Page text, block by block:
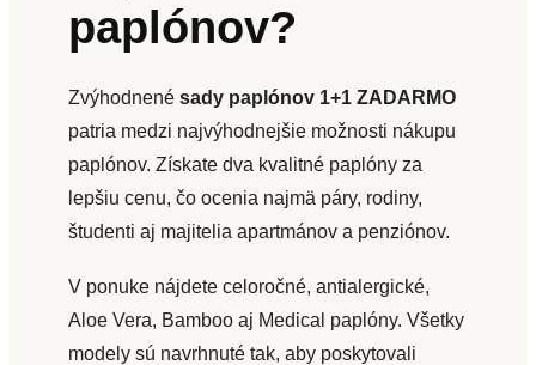
paplónov?
Zvýhodnené sady paplónov 1+1 ZADARMO
patria medzi najvýhodnejšie možnosti nákupu
paplónov. Získate dva kvalitné paplóny za
lepšiu cenu, čo ocenia najmä páry, rodiny,
študenti aj majitelia apartmánov a penziónov.
V ponuke nájdete celoročné, antialergické,
Aloe Vera, Bamboo aj Medical paplóny. Všetky
modely sú navrhnuté tak, aby poskytovali